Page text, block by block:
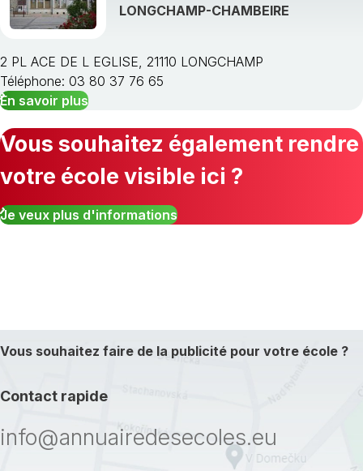
LONGCHAMP-CHAMBEIRE
2 PL ACE DE L EGLISE, 21110 LONGCHAMP
Téléphone: 03 80 37 76 65
En savoir plus
Vous souhaitez également rendre
votre école visible ici ?
Je veux plus d'informations
Vous souhaitez faire de la publicité pour votre école ?
Contact rapide
info@annuairedesecoles.eu